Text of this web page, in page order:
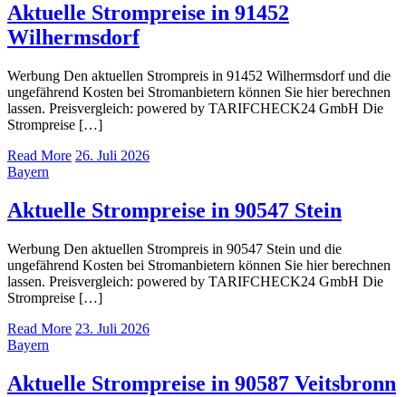
Aktuelle Strompreise in 91452
Wilhermsdorf
Werbung Den aktuellen Strompreis in 91452 Wilhermsdorf und die
ungefährend Kosten bei Stromanbietern können Sie hier berechnen
lassen. Preisvergleich: powered by TARIFCHECK24 GmbH Die
Strompreise […]
Read More 26. Juli 2026
Bayern
Aktuelle Strompreise in 90547 Stein
Werbung Den aktuellen Strompreis in 90547 Stein und die
ungefährend Kosten bei Stromanbietern können Sie hier berechnen
lassen. Preisvergleich: powered by TARIFCHECK24 GmbH Die
Strompreise […]
Read More 23. Juli 2026
Bayern
Aktuelle Strompreise in 90587 Veitsbronn